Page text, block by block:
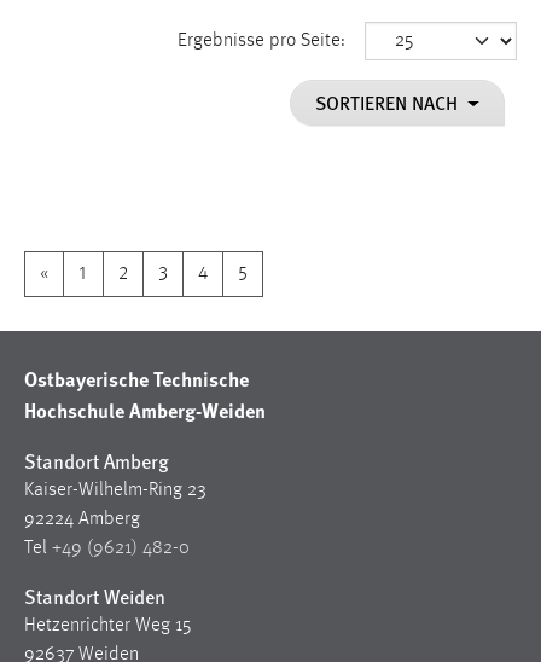
Ergebnisse pro Seite:
SORTIEREN NACH
« 1 2 3 4 5
Ostbayerische Technische
Hochschule Amberg-Weiden
Standort Amberg
Kaiser-Wilhelm-Ring 23
92224 Amberg
Tel +49 (9621) 482-0
Standort Weiden
Hetzenrichter Weg 15
92637 Weiden
Dieser Cookie speichert die ausgewählten Einverständnis-
Name:
staticfilecache
Zweck:
gespeichert, ob man eingeloggt ist.
Sprachpräferenz
Name:
site-language-preference
Das Cookie speichert die gewählte Sprache der Website.
Cookie Laufzeit: